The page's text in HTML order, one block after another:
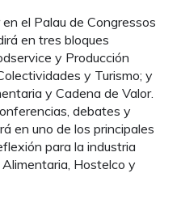
el Palau de Congressos
en tres bloques
y Producción
y Turismo; y
y Cadena de Valor.
debates y
en uno de los principales
para la industria
Hostelco y